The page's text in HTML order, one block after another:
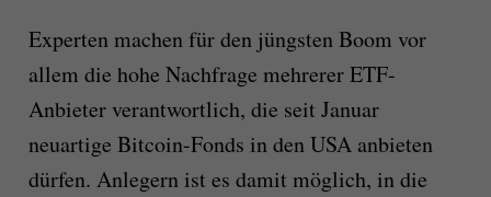
Experten machen für den jüngsten Boom vor
allem die hohe Nachfrage mehrerer ETF-
Anbieter verantwortlich, die seit Januar
neuartige Bitcoin-Fonds in den USA anbieten
dürfen. Anlegern ist es damit möglich, in die